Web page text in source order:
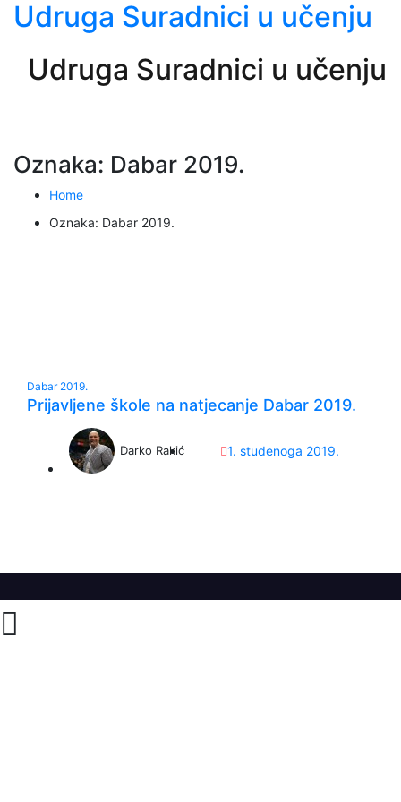
Udruga Suradnici u učenju
Udruga Suradnici u učenju
Oznaka: Dabar 2019.
Home
Oznaka: Dabar 2019.
Dabar 2019.
Prijavljene škole na natjecanje Dabar 2019.
Darko Rakić 1. studenoga 2019.